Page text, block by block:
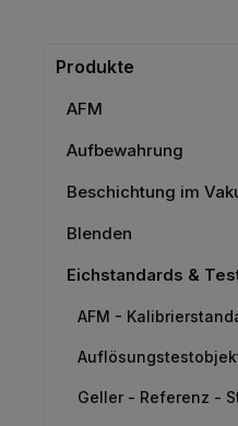
Produkte
AFM
Aufbewahrung
Beschichtung im
Blenden
Eichstandards &
AFM -
Geller - Referenz -